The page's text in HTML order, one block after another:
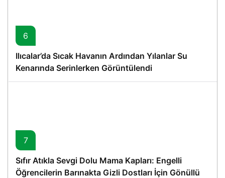
6
Ilıcalar’da Sıcak Havanın Ardından Yılanlar Su
Kenarında Serinlerken Görüntülendi
7
Sıfır Atıkla Sevgi Dolu Mama Kapları: Engelli
Öğrencilerin Barınakta Gizli Dostları İçin Gönüllü